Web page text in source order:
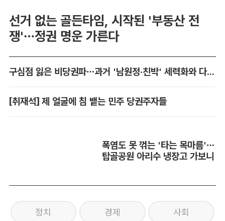
선거 없는 골든타임, 시작된 '부동산 전
쟁'…정권 명운 가른다
구심점 잃은 비당권파…과거 '남원정·친박' 세력화와 다른 점은
[취재석] 제 얼굴에 침 뱉는 민주 당권주자들
폭염도 못 꺾는 '타는 목마름'…
탑골공원 아리수 냉장고 가보니
정치 경제 사회